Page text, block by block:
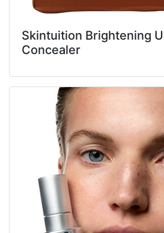
Skintuition Brightening
Concealer